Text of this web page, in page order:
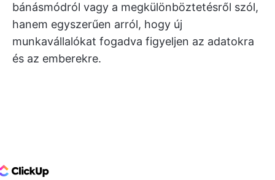
bánásmódról vagy a megkülönböztetésről szól,
hanem egyszerűen arról, hogy új
munkavállalókat fogadva figyeljen az adatokra
és az emberekre.
Logo